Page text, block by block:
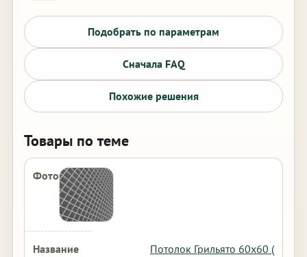
Подобрать по параметрам
Сначала FAQ
Похожие решения
Товары по теме
Потолок Грильято 60х60 (